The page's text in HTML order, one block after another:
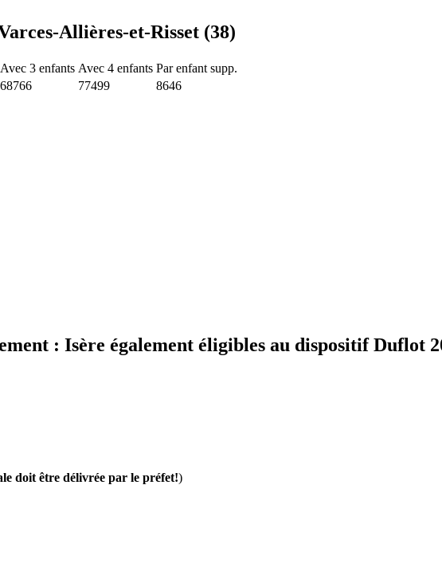
Allières-et-Risset (38)
Avec 3 enfants Avec 4 enfants Par enfant supp.
68766 77499 8646
: Isère également éligibles au dispositif Duflot
doit être délivrée par le préfet!)